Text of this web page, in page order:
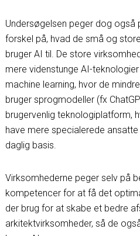
Undersøgelsen peger dog også
forskel på, hvad de små og
bruger AI til. De store
mere videnstunge AI-
machine learning, hvor de
bruger sprogmodeller (fx
brugervenlig teknologiplatform,
have mere specialerede
daglig basis.
Virksomhederne peger selv på
kompetencer for at få det
der brug for at skabe et bedre
arkitektvirksomheder, så de